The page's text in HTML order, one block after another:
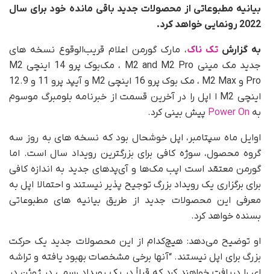
بیانیه مطبوعاتی از محصولات جدید باقی مانده خود برای سال
2022 رونمایی خواهد کرد.
به گزارش تک ناک، مارک گورمن اعلام قریب‌الوقوع نسخه های
جدید مک مینی M2 and M2 Pro ، مک‌بوک پرو 14 اینچی M2
Pro و M2 Max ، مک بوک پرو 16 اینچی M2 و آیپد پرو 11 و 12.9
اینچی M2 ا اپل را در آخرین قسمت از خبرنامه بلومبرگ موسوم
به Power On پیش بینی کرد.
اوایل ماه سپتامبر، اپل خوشحال بود که نسخه های به روز سه
گروه محصول، سوژه کافی برای بزرگترین رویداد سال است. اما
گورمن معتقد است اپب مک‌ها و آی‌پدهای جدید به اندازه کافی
برای برگزاری یک رویداد بزرگ توجیح پذیر نیستند و احتمالا اپل به
معرفی این محصولات جدید از طریق بیانیه های مطبوعاتی
بسنده خواهد کرد.
او توضیح می‌دهد: هیچ‌کدام از این محصولات جدید یک حرکت
بزرگ برای اپل نیستند. “آنها برخی مشخصات بهبود یافته و تراشه